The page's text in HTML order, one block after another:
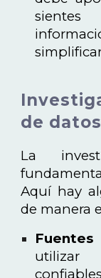
de
La
Aquí hay
de manera
utilizar